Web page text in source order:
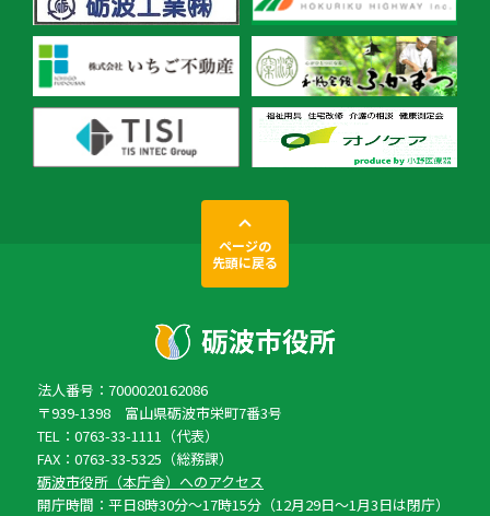
ページの
先頭に戻る
法人番号：7000020162086
〒939-1398 富山県砺波市栄町7番3号
TEL：0763-33-1111（代表）
FAX：0763-33-5325（総務課）
砺波市役所（本庁舎）へのアクセス
開庁時間：平日8時30分〜17時15分（12月29日〜1月3日は閉庁）